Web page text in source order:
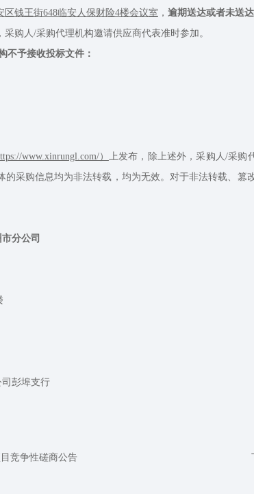
钱王街648临安人保财险4楼会议室 ， 逾期送达或者未送
人/采购代理机构邀请供应商代表准时参加。
不予接收投标文件：
www.xinrungl.com/） 上发布，除上述外，采购人/采购
采购信息均为非法转载，均为无效。对于非法转载、
分公司
彭埠支行
竞争性磋商公告